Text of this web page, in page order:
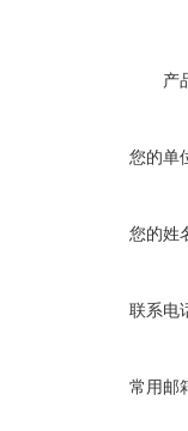
产
您的单
您的姓
联系电
常用邮